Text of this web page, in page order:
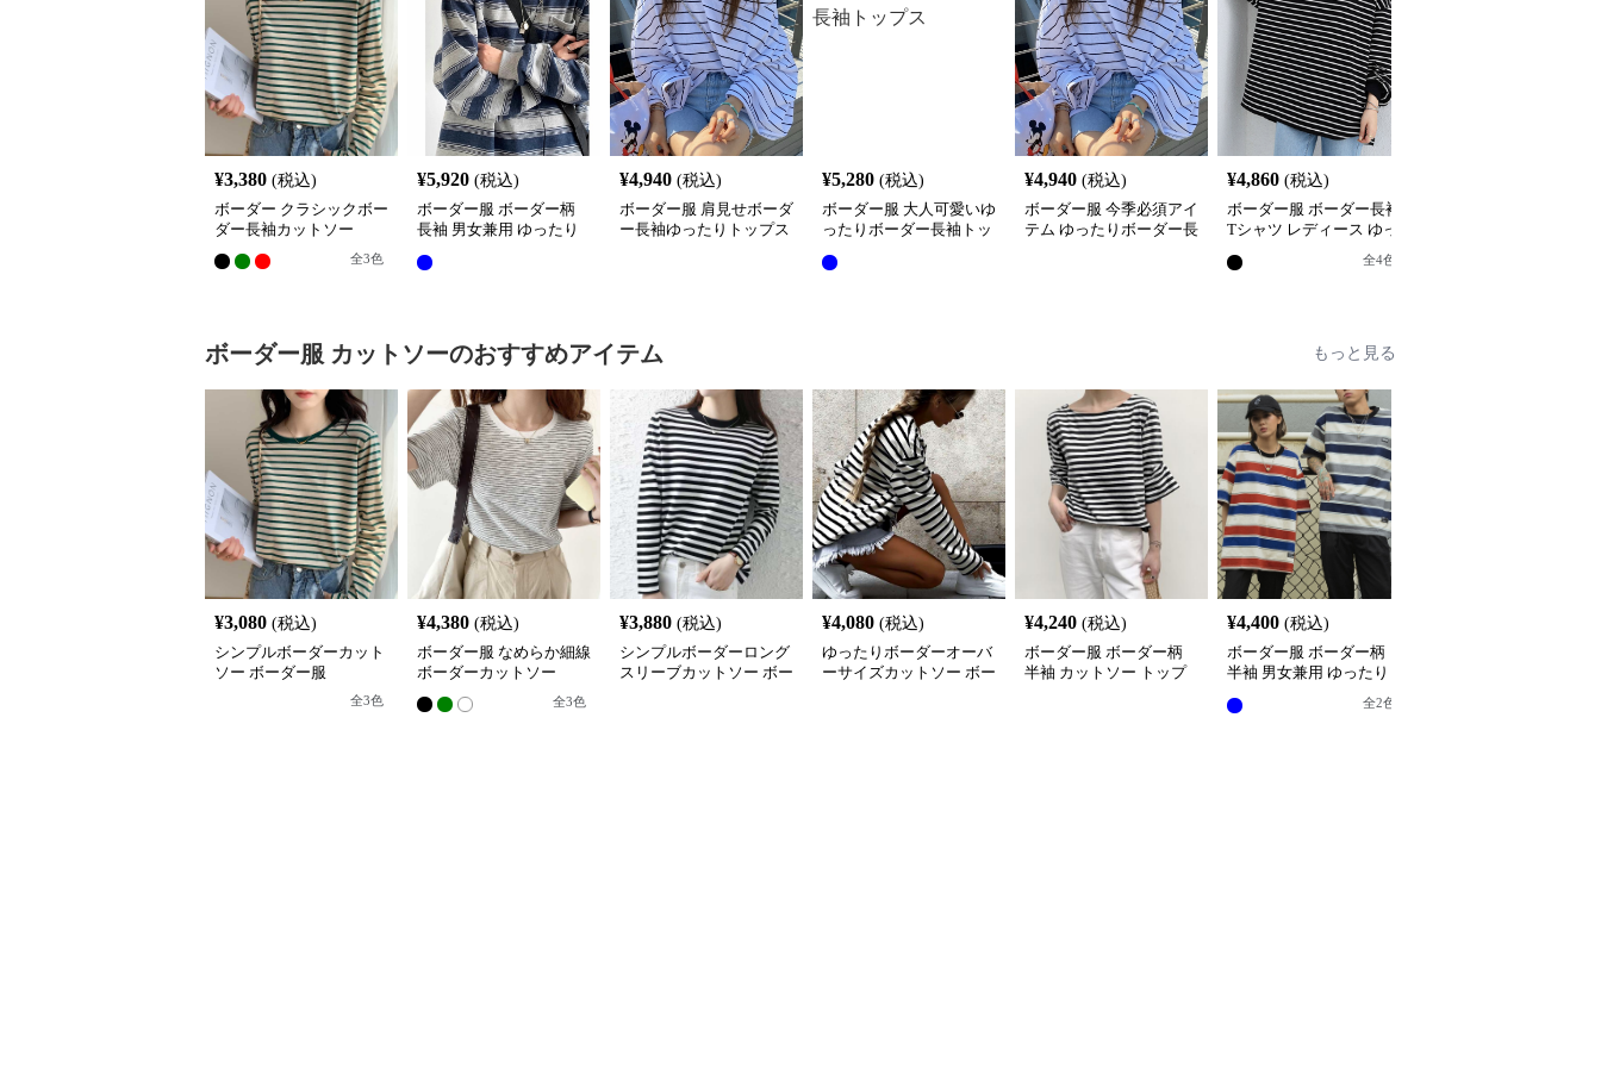
¥3,380 (税込)
ボーダー クラシックボー
ダー長袖カットソー
全3色
¥5,920 (税込)
ボーダー服 ボーダー柄
長袖 男女兼用 ゆったり
¥4,940 (税込)
ボーダー服 肩見せボーダ
ー長袖ゆったりトップス
¥5,280 (税込)
ボーダー服 大人可愛いゆ
ったりボーダー長袖トッ
¥4,940 (税込)
ボーダー服 今季必須アイ
テム ゆったりボーダー長
¥4,860 (税込)
ボーダー服 ボーダー長袖
Tシャツ レディース ゆっ
全4色
ボーダー服 カットソーのおすすめアイテム もっと見る
¥3,080 (税込)
シンプルボーダーカット
ソー ボーダー服
全3色
¥4,380 (税込)
ボーダー服 なめらか細線
ボーダーカットソー
全3色
¥3,880 (税込)
シンプルボーダーロング
スリーブカットソー ボー
¥4,080 (税込)
ゆったりボーダーオーバ
ーサイズカットソー ボー
¥4,240 (税込)
ボーダー服 ボーダー柄
半袖 カットソー トップ
¥4,400 (税込)
ボーダー服 ボーダー柄
半袖 男女兼用 ゆったり
丸首 半袖カットソー 全2
色
全2色